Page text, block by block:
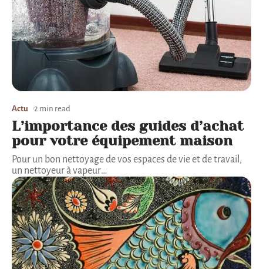
Actu 2 min read
L’importance des guides d’achat
pour votre équipement maison
Pour un bon nettoyage de vos espaces de vie et de travail,
un nettoyeur à vapeur…